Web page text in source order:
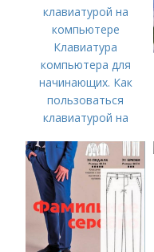
Клавиатура
компьютера для
начинающих. Как
пользоваться
клавиатурой на